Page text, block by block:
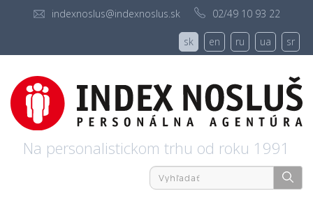
indexnoslus@indexnoslus.sk 02/49 10 93 22
sk en ru ua sr
Na personalistickom trhu od roku 1991